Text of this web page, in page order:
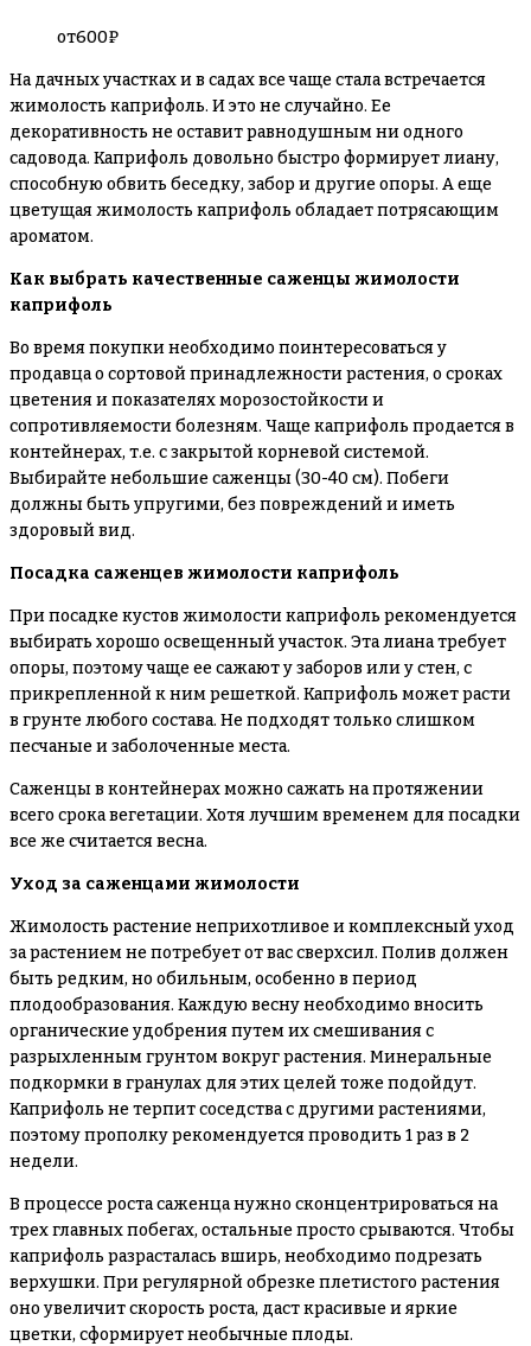
от600₽
На дачных участках и в садах все чаще стала встречается
жимолость каприфоль. И это не случайно. Ее
декоративность не оставит равнодушным ни одного
садовода. Каприфоль довольно быстро формирует лиану,
способную обвить беседку, забор и другие опоры. А еще
цветущая жимолость каприфоль обладает потрясающим
ароматом.
Как выбрать качественные саженцы жимолости
каприфоль
Во время покупки необходимо поинтересоваться у
продавца о сортовой принадлежности растения, о сроках
цветения и показателях морозостойкости и
сопротивляемости болезням. Чаще каприфоль продается в
контейнерах, т.е. с закрытой корневой системой.
Выбирайте небольшие саженцы (30-40 см). Побеги
должны быть упругими, без повреждений и иметь
здоровый вид.
Посадка саженцев жимолости каприфоль
При посадке кустов жимолости каприфоль рекомендуется
выбирать хорошо освещенный участок. Эта лиана требует
опоры, поэтому чаще ее сажают у заборов или у стен, с
прикрепленной к ним решеткой. Каприфоль может расти
в грунте любого состава. Не подходят только слишком
песчаные и заболоченные места.
Саженцы в контейнерах можно сажать на протяжении
всего срока вегетации. Хотя лучшим временем для посадки
все же считается весна.
Уход за саженцами жимолости
Жимолость растение неприхотливое и комплексный уход
за растением не потребует от вас сверхсил. Полив должен
быть редким, но обильным, особенно в период
плодообразования. Каждую весну необходимо вносить
органические удобрения путем их смешивания с
разрыхленным грунтом вокруг растения. Минеральные
подкормки в гранулах для этих целей тоже подойдут.
Каприфоль не терпит соседства с другими растениями,
поэтому прополку рекомендуется проводить 1 раз в 2
недели.
В процессе роста саженца нужно сконцентрироваться на
трех главных побегах, остальные просто срываются. Чтобы
каприфоль разрасталась вширь, необходимо подрезать
верхушки. При регулярной обрезке плетистого растения
оно увеличит скорость роста, даст красивые и яркие
цветки, сформирует необычные плоды.